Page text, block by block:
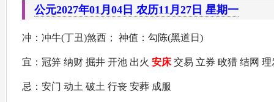
公元2027年01月04日 农历11月27日 星期一
冲：冲牛(丁丑)煞西； 神值：勾陈(黑道日)
宜：冠笄 纳财 掘井 开池 出火 安床交易 立券 畋猎 结网 理
忌：安门 动土 破土 行丧 安葬 成服